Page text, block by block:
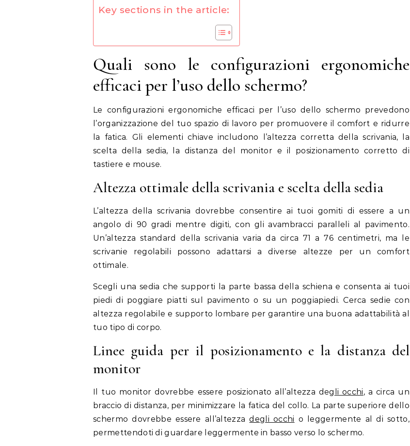
Key sections in the article:
Quali sono le configurazioni ergonomiche
efficaci per l’uso dello schermo?
Le configurazioni ergonomiche efficaci per l’uso dello schermo prevedono
l’organizzazione del tuo spazio di lavoro per promuovere il comfort e ridurre
la fatica. Gli elementi chiave includono l’altezza corretta della scrivania, la
scelta della sedia, la distanza del monitor e il posizionamento corretto di
tastiere e mouse.
Altezza ottimale della scrivania e scelta della sedia
L’altezza della scrivania dovrebbe consentire ai tuoi gomiti di essere a un
angolo di 90 gradi mentre digiti, con gli avambracci paralleli al pavimento.
Un’altezza standard della scrivania varia da circa 71 a 76 centimetri, ma le
scrivanie regolabili possono adattarsi a diverse altezze per un comfort
ottimale.
Scegli una sedia che supporti la parte bassa della schiena e consenta ai tuoi
piedi di poggiare piatti sul pavimento o su un poggiapiedi. Cerca sedie con
altezza regolabile e supporto lombare per garantire una buona adattabilità al
tuo tipo di corpo.
Linee guida per il posizionamento e la distanza del
monitor
Il tuo monitor dovrebbe essere posizionato all’altezza degli occhi, a circa un
braccio di distanza, per minimizzare la fatica del collo. La parte superiore dello
schermo dovrebbe essere all’altezzadegli occhi o leggermente al di sotto,
permettendoti di guardare leggermente in basso verso lo schermo.